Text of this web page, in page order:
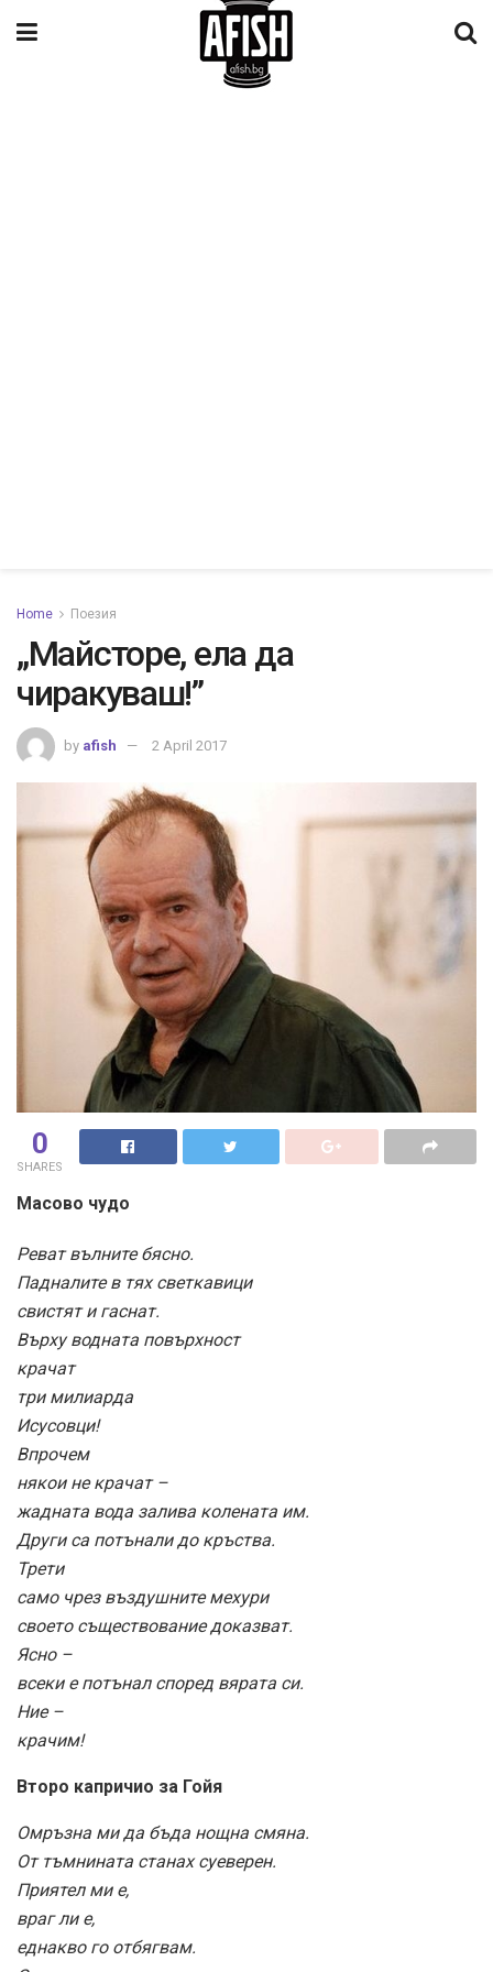
Home Поезия
„Майсторе, ела да
чиракуваш!”
by afish 2 April 2017
0
SHARES
Масово чудо
Реват вълните бясно.
Падналите в тях светкавици
свистят и гаснат.
Върху водната повърхност
крачат
три милиарда
Исусовци!
Впрочем
някои не крачат –
жадната вода залива колената им.
Други са потънали до кръства.
Трети
само чрез въздушните мехури
своето съществование доказват.
Ясно –
всеки е потънал според вярата си.
Ние –
крачим!
Второ капричио за Гойя
Омръзна ми да бъда нощна смяна.
От тъмнината станах суеверен.
Приятел ми е,
враг ли е,
еднакво го отбягвам.